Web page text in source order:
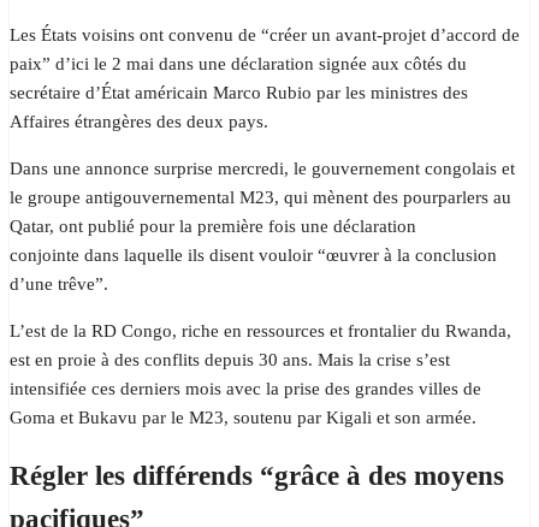
Les États voisins ont convenu de “créer un avant-projet d’accord de
paix” d’ici le 2 mai dans une déclaration signée aux côtés du
secrétaire d’État américain Marco Rubio par les ministres des
Affaires étrangères des deux pays.
Dans une annonce surprise mercredi, le gouvernement congolais et
le groupe antigouvernemental M23, qui mènent des pourparlers au
Qatar, ont publié pour la première fois une déclaration
conjointe dans laquelle ils disent vouloir “œuvrer à la conclusion
d’une trêve”.
L’est de la RD Congo, riche en ressources et frontalier du Rwanda,
est en proie à des conflits depuis 30 ans. Mais la crise s’est
intensifiée ces derniers mois avec la prise des grandes villes de
Goma et Bukavu par le M23, soutenu par Kigali et son armée.
Régler les différends “grâce à des moyens
pacifiques”